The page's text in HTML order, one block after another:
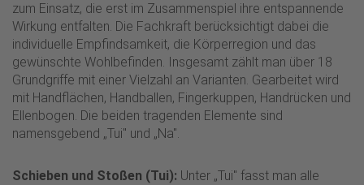
zum Einsatz, die erst im Zusammenspiel ihre entspannende
Wirkung entfalten. Die Fachkraft berücksichtigt dabei die
individuelle Empfindsamkeit, die Körperregion und das
gewünschte Wohlbefinden. Insgesamt zählt man über 18
Grundgriffe mit einer Vielzahl an Varianten. Gearbeitet wird
mit Handflächen, Handballen, Fingerkuppen, Handrücken und
Ellenbogen. Die beiden tragenden Elemente sind
namensgebend „Tui" und „Na".
Schieben und Stoßen (Tui): Unter „Tui" fasst man alle